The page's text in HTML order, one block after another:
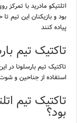
اتلتیکو مادرید با
بود و بازیکنان این تیم
پیاده کنند
تاکتیک تیم
تاکتیک تیم بارسلونا در
استفاده از جناحین و شوت
تاکتیک تیم
بود؟